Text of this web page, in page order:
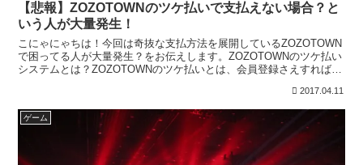
【悲報】ZOZOTOWNのツケ払いで支払えない場合？と
いう人が大量発生！
こにゃにゃちは！今回は奇抜な支払方法を展開しているZOZOTOWN
で困ってる人が大量発生？をお伝えします。ZOZOTOWNのツケ払い
システムとは？ZOZOTOWNのツケ払いとは、会員登録さえすれば、
2017.04.11
ゲーム